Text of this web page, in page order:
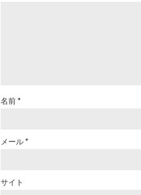
名前*
メール*
サイト